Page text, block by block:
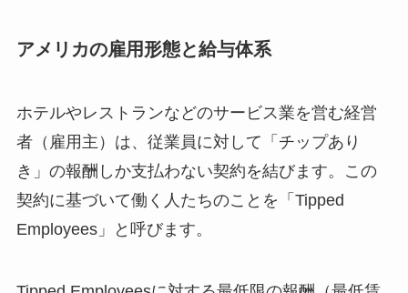
アメリカの雇用形態と給与体系
ホテルやレストランなどのサービス業を営む経営
者（雇用主）は、従業員に対して「チップあり
き」の報酬しか支払わない契約を結びます。この
契約に基づいて働く人たちのことを「Tipped
Employees」と呼びます。